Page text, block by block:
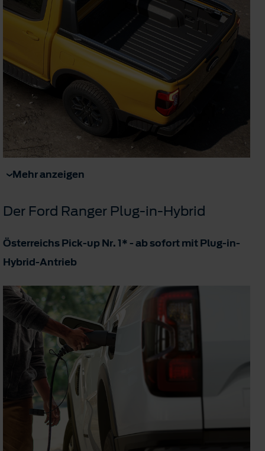
Mehr anzeigen
Der Ford Ranger Plug-in-Hybrid
Österreichs Pick-up Nr. 1* - ab sofort mit Plug-in-
Hybrid-Antrieb